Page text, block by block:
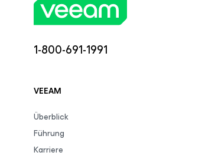
1-800-691-1991
VEEAM
Überblick
Führung
Karriere